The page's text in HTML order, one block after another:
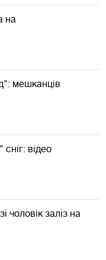
на
мешканців
відео
чоловік заліз на